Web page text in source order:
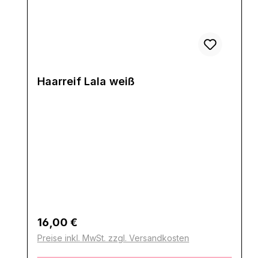
Haarreif Lala weiß
Regulärer Preis:
16,00 €
Preise inkl. MwSt. zzgl. Versandkosten